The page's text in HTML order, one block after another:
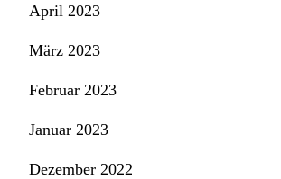
April 2023
März 2023
Februar 2023
Januar 2023
Dezember 2022